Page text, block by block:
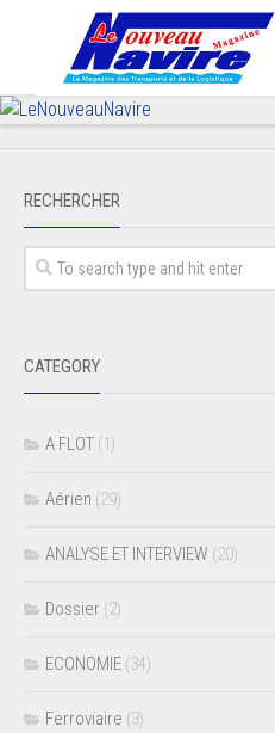
RECHERCHER
CATEGORY
A FLOT (1)
Aérien (29)
ANALYSE ET INTERVIEW (20)
Dossier (2)
ECONOMIE (34)
Ferroviaire (3)